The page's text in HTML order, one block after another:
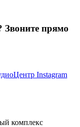
Звоните прямо
комплекс